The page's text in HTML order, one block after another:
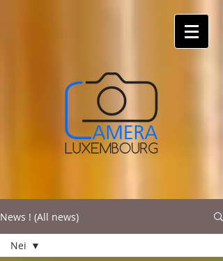
News ! (All news)
Nei